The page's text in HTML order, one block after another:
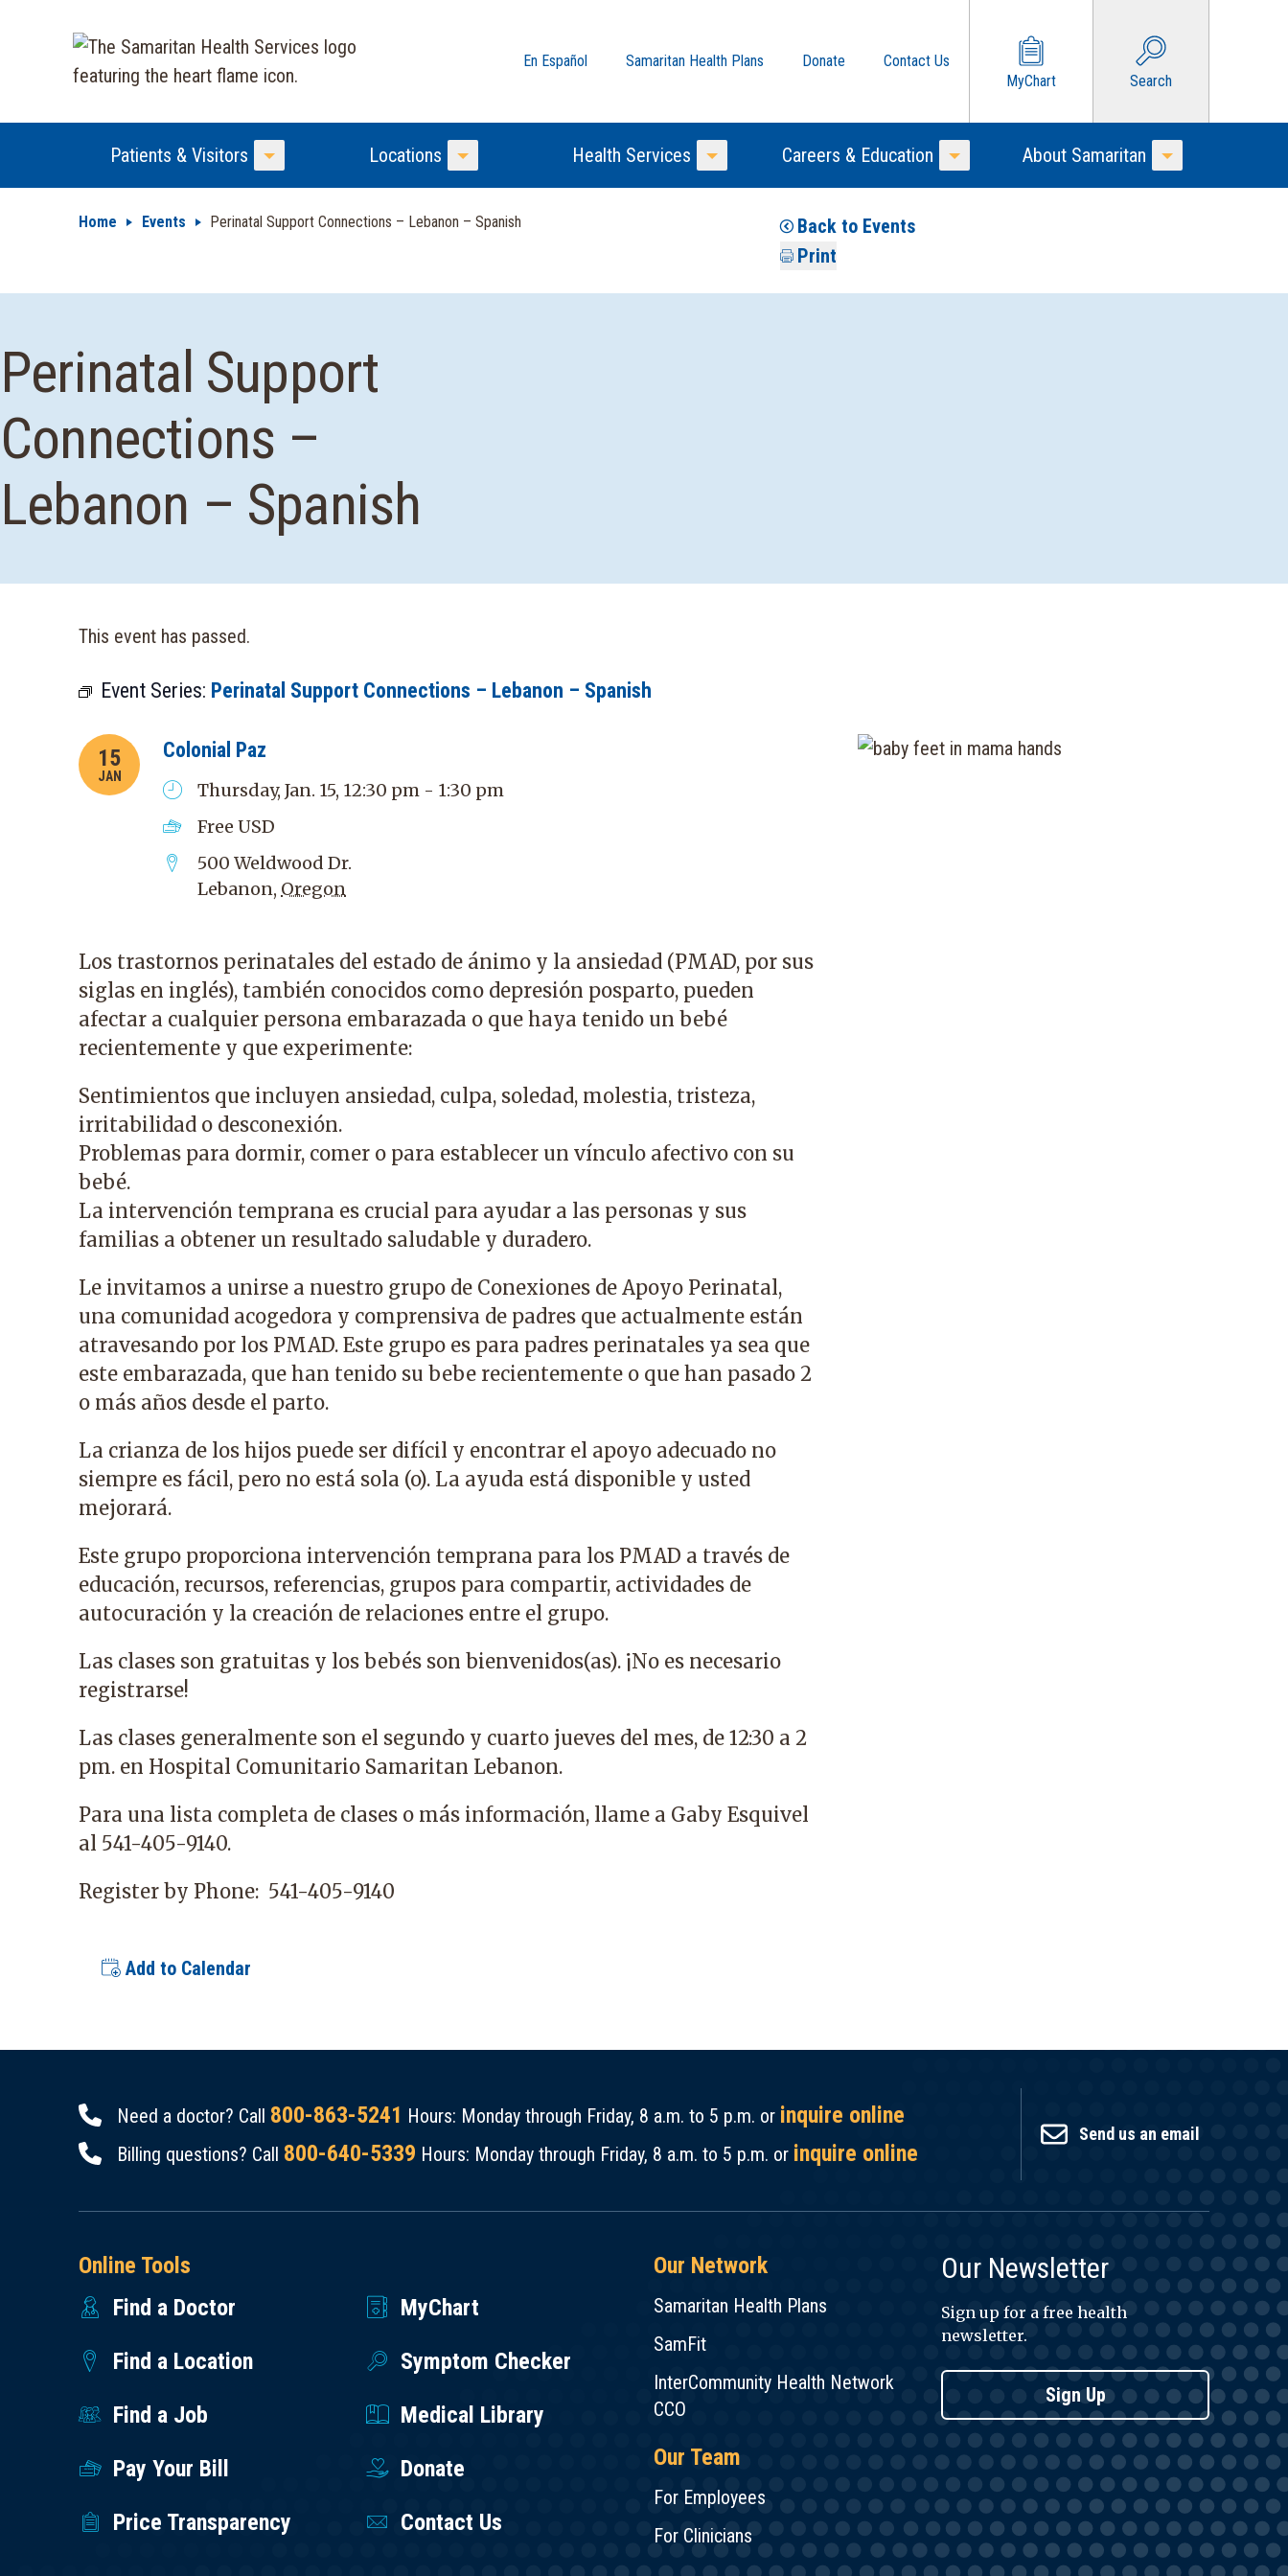
En Español Samaritan Health Plans Donate
Contact Us
MyChart
Search
Patients & Visitors
Toggle Menu
Locations
Toggle Menu
Health Services
Toggle Menu
Careers & Education
Toggle Menu
About Samaritan
Toggle Menu
Home Events Perinatal Support Connections – Lebanon – Spanish
Back to Events
Print
Perinatal Support
Connections –
Lebanon – Spanish
This event has passed.
Event Series: Perinatal Support Connections – Lebanon – Spanish
15
JAN
Colonial Paz
Thursday, Jan. 15, 12:30 pm - 1:30 pm
Free USD
500 Weldwood Dr.
Lebanon, Oregon
Los trastornos perinatales del estado de ánimo y la ansiedad (PMAD, por sus
siglas en inglés), también conocidos como depresión posparto, pueden
afectar a cualquier persona embarazada o que haya tenido un bebé
recientemente y que experimente:
Sentimientos que incluyen ansiedad, culpa, soledad, molestia, tristeza,
irritabilidad o desconexión.
Problemas para dormir, comer o para establecer un vínculo afectivo con su
bebé.
La intervención temprana es crucial para ayudar a las personas y sus
familias a obtener un resultado saludable y duradero.
Le invitamos a unirse a nuestro grupo de Conexiones de Apoyo Perinatal,
una comunidad acogedora y comprensiva de padres que actualmente están
atravesando por los PMAD. Este grupo es para padres perinatales ya sea que
este embarazada, que han tenido su bebe recientemente o que han pasado 2
o más años desde el parto.
La crianza de los hijos puede ser difícil y encontrar el apoyo adecuado no
siempre es fácil, pero no está sola (o). La ayuda está disponible y usted
mejorará.
Este grupo proporciona intervención temprana para los PMAD a través de
educación, recursos, referencias, grupos para compartir, actividades de
autocuración y la creación de relaciones entre el grupo.
Las clases son gratuitas y los bebés son bienvenidos(as). ¡No es necesario
registrarse!
Las clases generalmente son el segundo y cuarto jueves del mes, de 12:30 a 2
pm. en Hospital Comunitario Samaritan Lebanon.
Para una lista completa de clases o más información, llame a Gaby Esquivel
al 541-405-9140.
Register by Phone: 541-405-9140
Add to Calendar
Need a doctor? Call 800-863-5241 Hours: Monday through Friday, 8 a.m. to 5 p.m. or inquire online
Billing questions? Call 800-640-5339 Hours: Monday through Friday, 8 a.m. to 5 p.m. or inquire online
Send us an email
Online Tools
Find a Doctor
MyChart
Find a Location
Symptom Checker
Find a Job
Medical Library
Pay Your Bill
Donate
Price Transparency
Contact Us
Our Network
Samaritan Health Plans
SamFit
InterCommunity Health Network
CCO
Our Team
For Employees
For Clinicians
Our Newsletter
Sign up for a free health
newsletter.
Sign Up